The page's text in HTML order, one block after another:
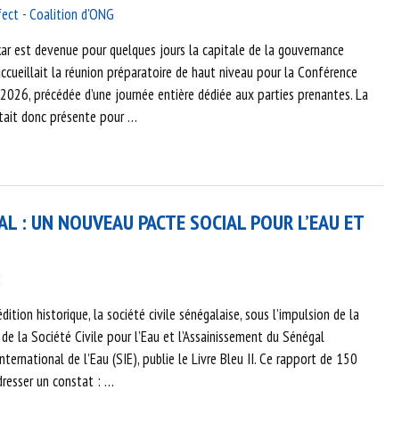
- Coalition d'ONG
est devenue pour quelques jours la capitale de la gouvernance
la réunion préparatoire de haut niveau pour la Conférence
précédée d’une journée entière dédiée aux parties prenantes. La
donc présente pour …
: UN NOUVEAU PACTE SOCIAL POUR L’EAU ET
historique, la société civile sénégalaise, sous l’impulsion de la
la Société Civile pour l’Eau et l’Assainissement du Sénégal
de l’Eau (SIE), publie le Livre Bleu II. Ce rapport de 150
un constat : …